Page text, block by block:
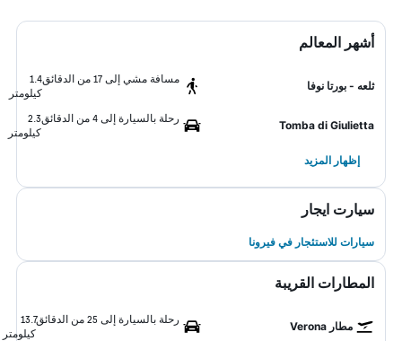
أشهر المعالم
ثلعه - بورتا نوفا
مسافة مشي إلى 17 من الدقائق
1.4
كيلومتر
Tomba di Giulietta
رحلة بالسيارة إلى 4 من الدقائق
2.3
كيلومتر
إظهار المزيد
سيارت ايجار
سيارات للاستئجار في فيرونا
المطارات القريبة
مطار Verona
رحلة بالسيارة إلى 25 من الدقائق
13.7
كيلومتر